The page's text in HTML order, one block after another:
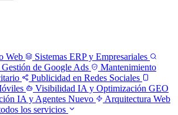
Web
Sistemas ERP y Empresariales
Gestión de Google Ads
Mantenimiento
Publicidad en Redes Sociales
Visibilidad IA y Optimización GEO
IA y Agentes Nuevo
Arquitectura Web
los servicios